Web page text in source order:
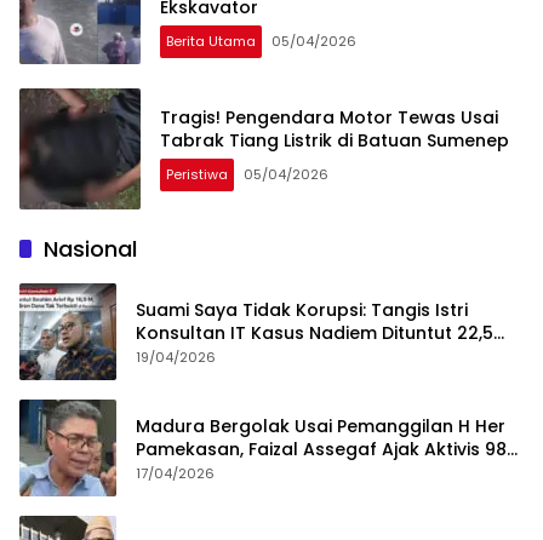
Ekskavator
Berita Utama 05/04/2026
Tragis! Pengendara Motor Tewas Usai
Tabrak Tiang Listrik di Batuan Sumenep
Peristiwa 05/04/2026
Nasional
Suami Saya Tidak Korupsi: Tangis Istri
Konsultan IT Kasus Nadiem Dituntut 22,5
Tahun
19/04/2026
Madura Bergolak Usai Pemanggilan H Her
Pamekasan, Faizal Assegaf Ajak Aktivis 98
Bongkar Permainan KPK
17/04/2026